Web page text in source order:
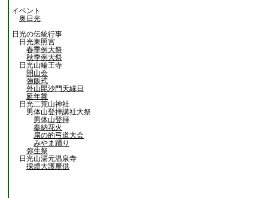
イベント
奥日光
日光の伝統行事
日光東照宮
春季例大祭
秋季例大祭
日光山輪王寺
開山会
強飯式
外山毘沙門天縁日
延年舞
日光二荒山神社
男体山登拝講社大祭
男体山登拝
奉納花火
扇の的弓道大会
みやま踊り
弥生祭
日光山湯元温泉寺
採燈大護摩供